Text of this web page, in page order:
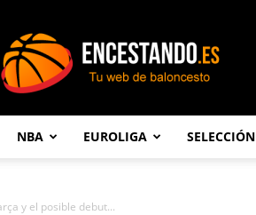
NBA EUROLIGA SELECCIÓN
y el posible debut...